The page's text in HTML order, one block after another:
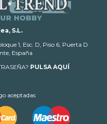
S.L.
1, Esc. D, Piso 6, Puerta D
España
PULSA AQUÍ
aceptadas